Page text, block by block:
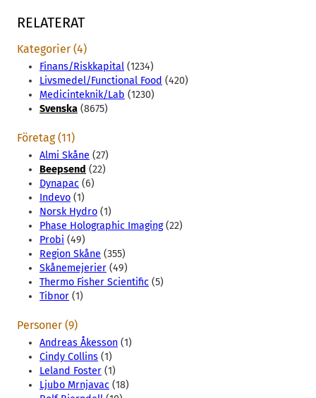
RELATERAT
Kategorier (4)
Finans/Riskkapital (1234)
Livsmedel/Functional Food (420)
Medicinteknik/Lab (1230)
Svenska (8675)
Företag (11)
Almi Skåne (27)
Beepsend (22)
Dynapac (6)
Indevo (1)
Norsk Hydro (1)
Phase Holographic Imaging(22)
Probi (49)
Region Skåne (355)
Skånemejerier (49)
Thermo Fisher Scientific (5)
Tibnor (1)
Personer (9)
Andreas Åkesson (1)
Cindy Collins (1)
Leland Foster (1)
Ljubo Mrnjavac (18)